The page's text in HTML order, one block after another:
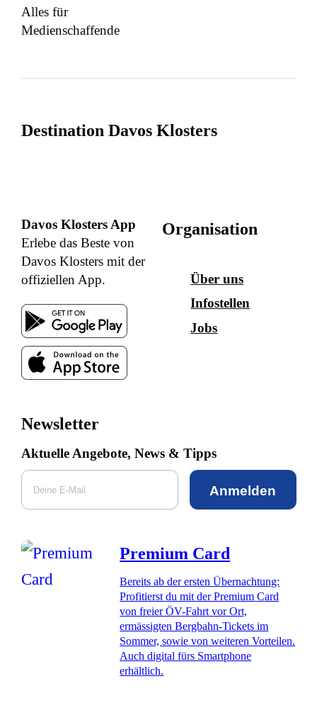
Alles für
Medienschaffende
Destination Davos Klosters
Davos Klosters App
Erlebe das Beste von
Davos Klosters mit der
offiziellen App.
Organisation
Über uns
Infostellen
Jobs
Newsletter
Aktuelle Angebote, News & Tipps
Anmelden
Premium Card
Bereits ab der ersten Übernachtung:
Profitierst du mit der Premium Card
von freier ÖV-Fahrt vor Ort,
ermässigten Bergbahn-Tickets im
Sommer, sowie von weiteren Vorteilen.
Auch digital fürs Smartphone
erhältlich.